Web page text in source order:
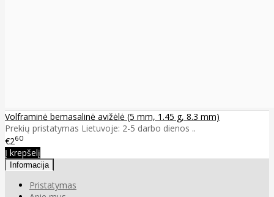
Volframinė bemasalinė avižėlė (5 mm, 1.45 g, 8.3 mm)
Prekių pristatymas Lietuvoje: 2-5 darbo dienos ..
€260
Į krepšelį
Informacija
Pristatymas